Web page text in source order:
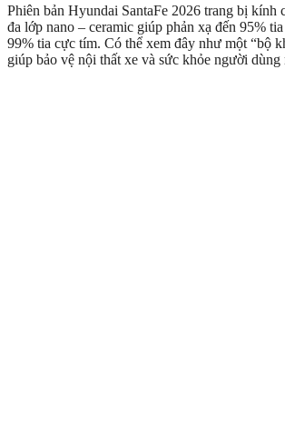
Phiên bản Hyundai SantaFe 2026 trang bị kính
đa lớp nano – ceramic giúp phản xạ đến 95%
99% tia cực tím. Có thể xem đây như một “bộ
giúp bảo vệ nội thất xe và sức khỏe người dùng